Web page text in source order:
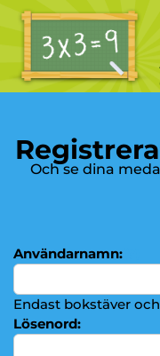
Och se dina
Användarnamn:
Endast bokstäver
Lösenord:
► Addition
► Subtraktion
► Multiplikationstabeller